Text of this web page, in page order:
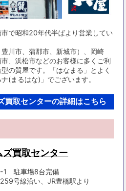
で昭和20年代半ばより営業してい
川市、蒲郡市、新城市）、岡崎
、浜松市などのお客様に多くご利
の質屋です。「はなまる」とよく
(まるはな)」でございます。
買取センターの詳細はこちら
買取センター
1 駐車場8台完備
号線沿い、JR豊橋駅より